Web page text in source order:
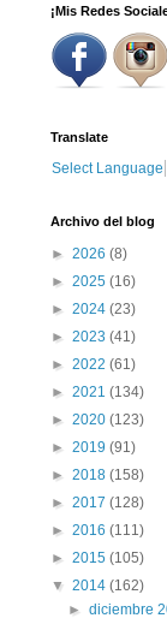
¡Mis Redes
Translate
Select Language
Archivo del blog
► 2026 (8)
► 2025 (16)
► 2024 (23)
► 2023 (41)
► 2022 (61)
► 2021 (134)
► 2020 (123)
► 2019 (91)
► 2018 (158)
► 2017 (128)
► 2016 (111)
► 2015 (105)
▼ 2014 (162)
►diciembre